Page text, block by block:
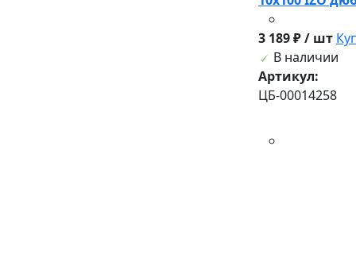
3 189 ₽ / шт
В наличии
Артикул:
ЦБ-00014258